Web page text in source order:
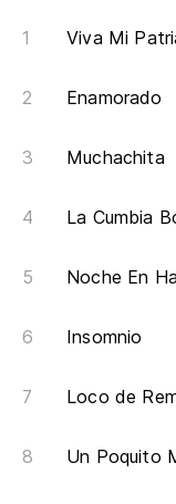
Viva Mi
Enamorado
Muchachita
La Cumbia
Noche En
Insomnio
Loco de
Un Poquito